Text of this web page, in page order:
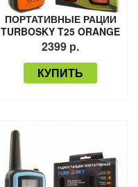
ПОРТАТИВНЫЕ РАЦИИ
TURBOSKY T25 ORANGE
2399 р.
КУПИТЬ